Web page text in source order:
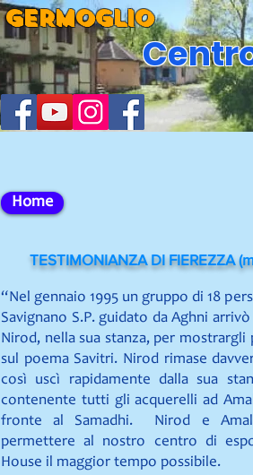
GERMOGLIO
Home
TESTIMONIANZA DI FIEREZZA
“Nel gennaio 1995 un gruppo di 18
Savignano S.P. guidato da Aghni
Nirod, nella sua stanza, per
sul poema Savitri. Nirod rimase
così uscì rapidamente dalla sua
contenente tutti gli acquerelli ad
fronte al Samadhi. Nirod e Amal
permettere al nostro centro di
House il maggior tempo possibile.